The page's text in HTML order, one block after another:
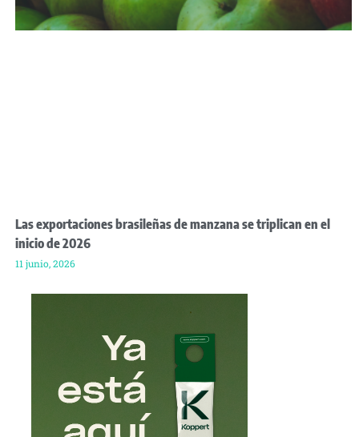
Las exportaciones brasileñas de manzana se triplican en el
inicio de 2026
11 junio, 2026